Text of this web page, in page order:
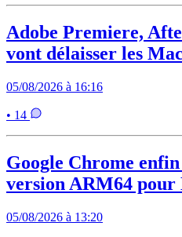
Adobe Premiere,
vont délaisser les
05/08/2026 à 16:16
• 14
Google Chrome
version ARM64
05/08/2026 à 13:20